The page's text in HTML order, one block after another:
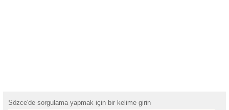
Sözce'de sorgulama yapmak için bir kelime girin